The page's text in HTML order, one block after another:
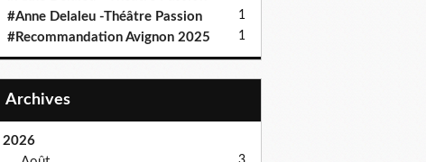
#Anne Delaleu -Théâtre Passion 1
#Recommandation Avignon 2025 1
Archives
2026